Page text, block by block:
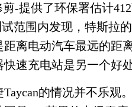
-提供了环保署估计
范围内发现，特斯拉
离电动汽车最远的距
速充电站是另一个好
的情况并不乐观